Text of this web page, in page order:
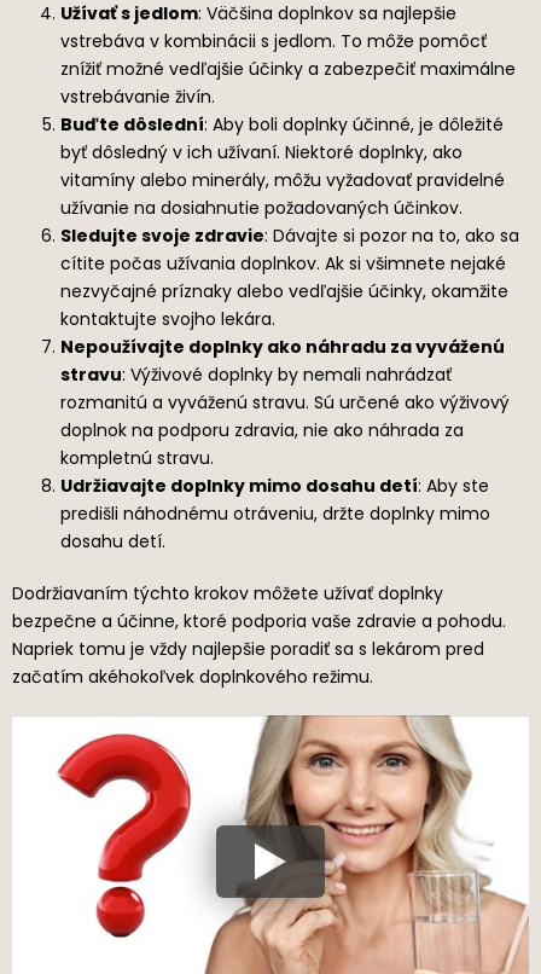
Užívať s jedlom: Väčšina doplnkov sa najlepšie
vstrebáva v kombinácii s jedlom. To môže pomôcť
znížiť možné vedľajšie účinky a zabezpečiť maximálne
vstrebávanie živín.
Buďte dôslední: Aby boli doplnky účinné, je dôležité
byť dôsledný v ich užívaní. Niektoré doplnky, ako
vitamíny alebo minerály, môžu vyžadovať pravidelné
užívanie na dosiahnutie požadovaných účinkov.
Sledujte svoje zdravie: Dávajte si pozor na to, ako sa
cítite počas užívania doplnkov. Ak si všimnete nejaké
nezvyčajné príznaky alebo vedľajšie účinky, okamžite
kontaktujte svojho lekára.
Nepoužívajte doplnky ako náhradu za vyváženú
stravu: Výživové doplnky by nemali nahrádzať
rozmanitú a vyváženú stravu. Sú určené ako výživový
doplnok na podporu zdravia, nie ako náhrada za
kompletnú stravu.
Udržiavajte doplnky mimo dosahu detí: Aby ste
predišli náhodnému otráveniu, držte doplnky mimo
dosahu detí.
Dodržiavaním týchto krokov môžete užívať doplnky
bezpečne a účinne, ktoré podporia vaše zdravie a pohodu.
Napriek tomu je vždy najlepšie poradiť sa s lekárom pred
začatím akéhokoľvek doplnkového režimu.